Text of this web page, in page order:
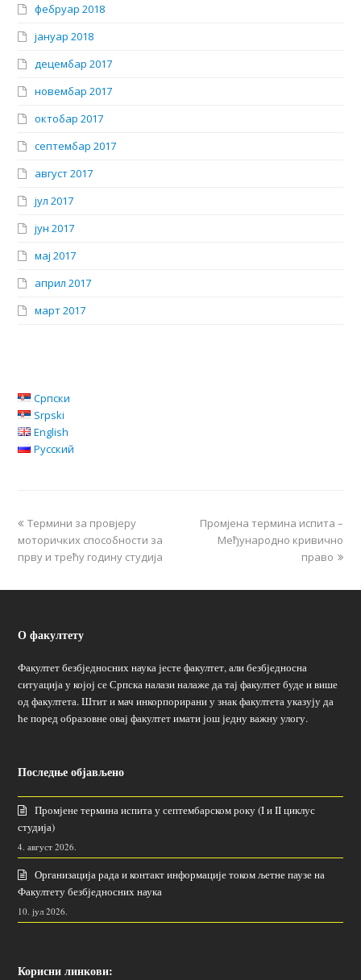
фебруар 2018
јануар 2018
децембар 2017
новембар 2017
октобар 2017
септембар 2017
август 2017
јул 2017
јун 2017
мај 2017
април 2017
март 2017
Српски
Srpski
English
Русский
Термини за провјеру
моторичких способности за
прву и трећу годину студија
Промјена термина испита –
Међународно кривично
право
О факултету
Факултет безбједносних наука јесте факултет, али безбједносна
ситуација у којој се Српска налази налаже да тај факултет буде и више
од факултета. Штит и мач инкорпорирани у знак факултета указују да
ће поред образовне овај факултет имати још једну важну улогу.
Последње објављено
Промјене термина испита у септембарском року (I и II циклус
студија)
4. август 2026.
Организација рада и контакт информације током љетне паузе на
Факултету безбједносних наука
10. јул 2026.
Корисни линкови: